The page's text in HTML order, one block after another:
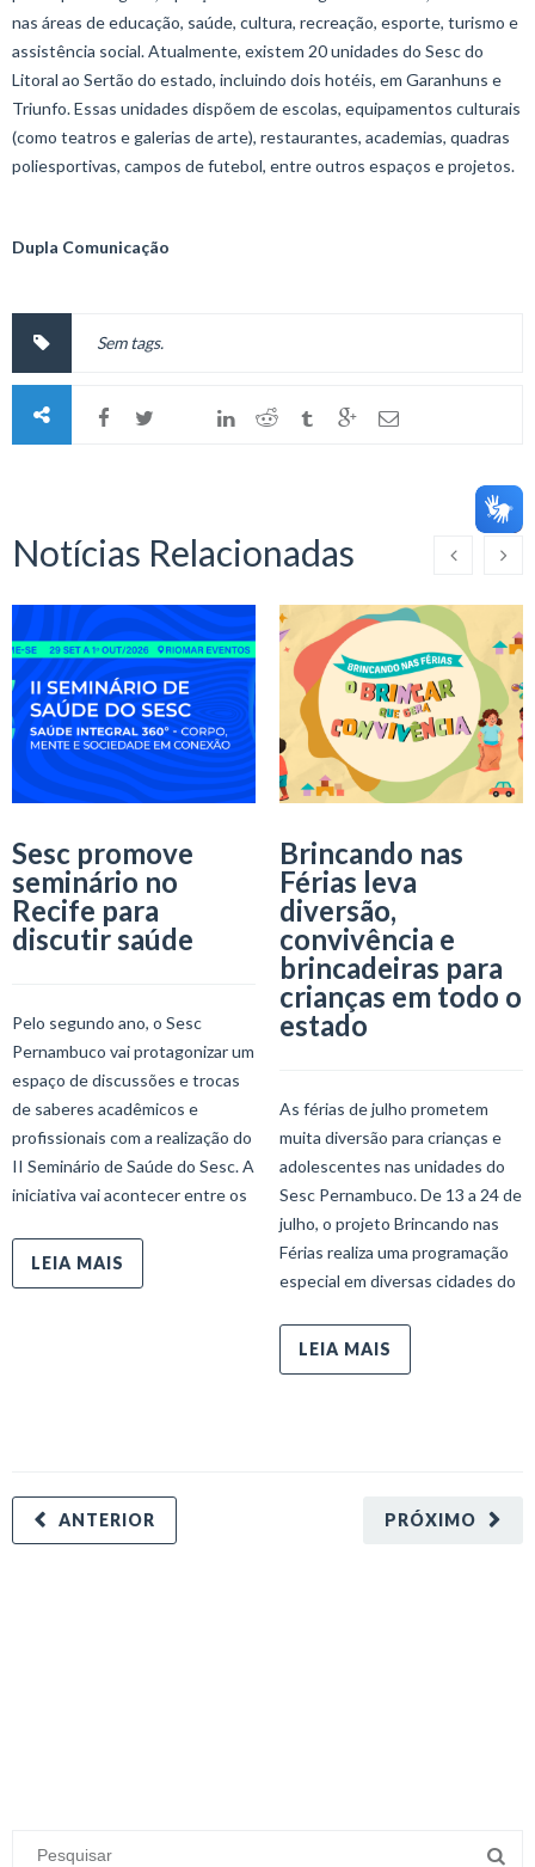
nas áreas de educação, saúde, cultura, recreação, esporte, turismo e
assistência social. Atualmente, existem 20 unidades do Sesc do
Litoral ao Sertão do estado, incluindo dois hotéis, em Garanhuns e
Triunfo. Essas unidades dispõem de escolas, equipamentos culturais
(como teatros e galerias de arte), restaurantes, academias, quadras
poliesportivas, campos de futebol, entre outros espaços e projetos.
Dupla Comunicação
Sem tags.
Notícias Relacionadas
Sesc promove
seminário no
Recife para
discutir saúde
Pelo segundo ano, o Sesc
Pernambuco vai protagonizar um
espaço de discussões e trocas
de saberes acadêmicos e
profissionais com a realização do
II Seminário de Saúde do Sesc. A
iniciativa vai acontecer entre os
LEIA MAIS
Brincando nas
Férias leva
diversão,
convivência e
brincadeiras para
crianças em todo o
estado
As férias de julho prometem
muita diversão para crianças e
adolescentes nas unidades do
Sesc Pernambuco. De 13 a 24 de
julho, o projeto Brincando nas
Férias realiza uma programação
especial em diversas cidades do
LEIA MAIS
PRÓXIMO
ANTERIOR